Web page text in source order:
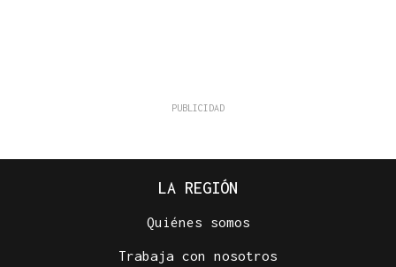
LA REGIÓN
Quiénes somos
Trabaja con nosotros